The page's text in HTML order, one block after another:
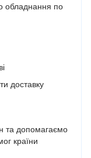
обладнання по
доставку
та допомагаємо
країни